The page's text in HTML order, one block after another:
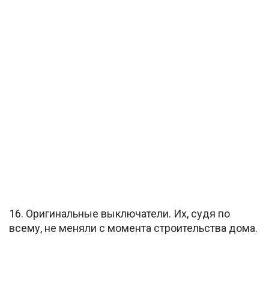
16. Оригинальные выключатели. Их, судя по
всему, не меняли с момента строительства дома.